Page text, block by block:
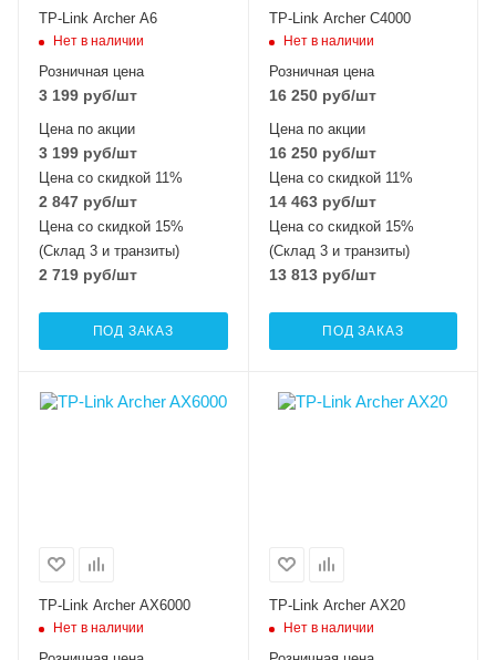
TP-Link Archer A6
Нет в наличии
Розничная цена
3 199 руб/шт
Цена по акции
3 199 руб/шт
Цена со скидкой 11%
2 847 руб/шт
Цена со скидкой 15%
(Склад 3 и транзиты)
2 719 руб/шт
ПОД ЗАКАЗ
TP-Link Archer C4000
Нет в наличии
Розничная цена
16 250руб/шт
Цена по акции
16 250руб/шт
Цена со скидкой 11%
14 463руб/шт
Цена со скидкой 15%
(Склад 3 и транзиты)
13 813руб/шт
ПОД ЗАКАЗ
TP-Link Archer AX6000
Нет в наличии
TP-Link Archer AX20
Нет в наличии